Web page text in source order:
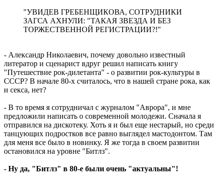
"УВИДЕВ ГРЕБЕНЩИКОВА, СОТРУДНИКИ
ЗАГСА АХНУЛИ: "ТАКАЯ ЗВЕЗДА И БЕЗ
ТОРЖЕСТВЕННОЙ РЕГИСТРАЦИИ?!"
- Александр Николаевич, почему довольно известный
литератор и сценарист вдруг решил написать книгу
"Путешествие рок-дилетанта" - о развитии рок-культуры в
СССР? В начале 80-х считалось, что в нашей стране рока, как
и секса, нет?
- В то время я сотрудничал с журналом "Аврора", и мне
предложили написать о современной молодежи. Сначала я
отправился на дискотеку. Хоть я и был еще нестарый, но среди
танцующих подростков все равно выглядел мастодонтом. Там
для меня все было в новинку. Я же тогда в своем развитии
остановился на уровне "Битлз".
- Ну да, "Битлз" в 80-е были очень "актуальны"!